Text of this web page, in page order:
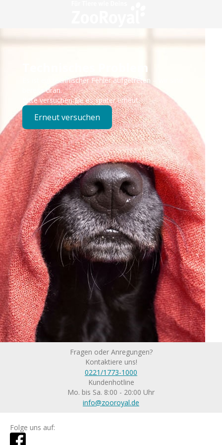
Technisches Problem
Es ist ein technischer Fehler aufgetreten – wir sind
bereits dran.
Bitte versuchen Sie es später erneut.
Erneut versuchen
Fragen oder Anregungen?
Kontaktiere uns!
0221/1773-1000
Kundenhotline
Mo. bis Sa. 8:00 - 20:00 Uhr
info@zooroyal.de
Folge uns auf: